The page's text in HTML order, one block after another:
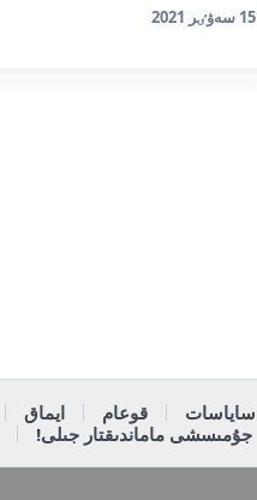
15 سەۋٸر 2021
ساياسات قوعام ايماق
جۇمىسشى ماماندىقتار جىلى!